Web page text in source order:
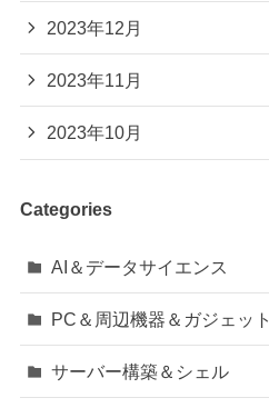
2023年12月
2023年11月
2023年10月
Categories
AI＆データサイエンス
PC＆周辺機器＆ガジェット
サーバー構築＆シェル